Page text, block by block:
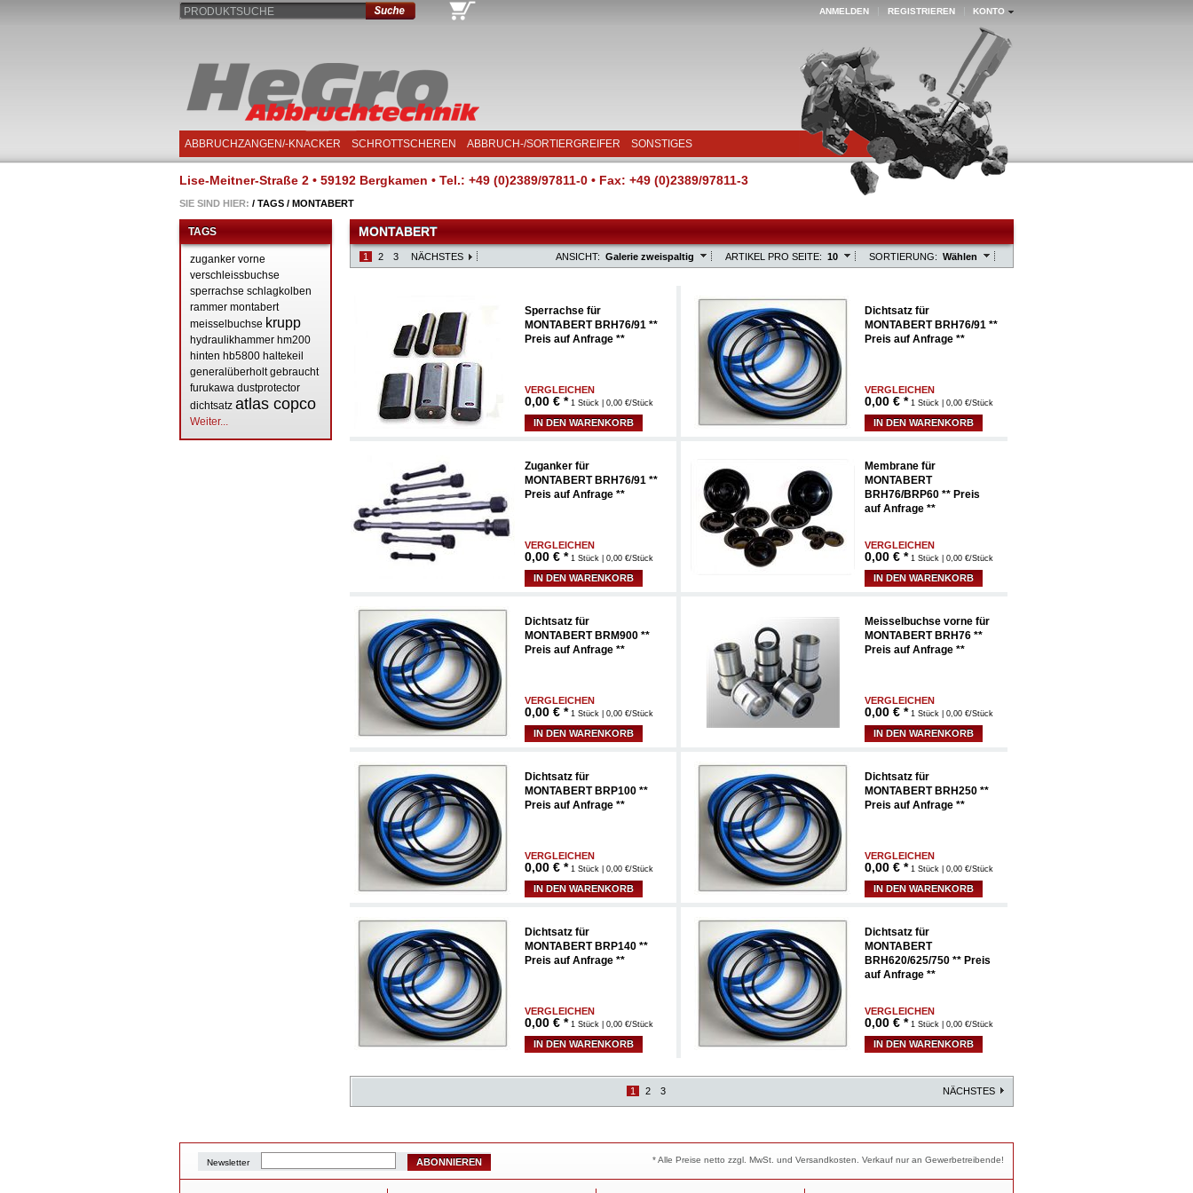
KONTO
ANMELDEN REGISTRIEREN
ABBRUCHZANGEN/-KNACKER SCHROTTSCHEREN ABBRUCH-/SORTIERGREIFER SONSTIGES
PRODUKTSUCHE
Lise-Meitner-Straße 2 • 59192 Bergkamen • Tel.: +49 (0)2389/97811-0 • Fax: +49 (0)2389/97811-3
SIE SIND HIER: / TAGS / MONTABERT
TAGS
zuganker vorne
verschleissbuchse
sperrachse schlagkolben
rammer montabert
meisselbuchse krupp
hydraulikhammer hm200
hinten hb5800 haltekeil
generalüberholt gebraucht
furukawa dustprotector
dichtsatz atlas copco
Weiter...
MONTABERT
1 2 3 NÄCHSTES SORTIERUNG: Wählen
ARTIKEL PRO SEITE: 10
ANSICHT: Galerie zweispaltig
Sperrachse für
MONTABERT BRH76/91 **
Preis auf Anfrage **
VERGLEICHEN
0,00 € * 1 Stück | 0,00 €/Stück
IN DEN WARENKORB
Dichtsatz für
MONTABERT BRH76/91 **
Preis auf Anfrage **
VERGLEICHEN
0,00 € * 1 Stück | 0,00 €/Stück
IN DEN WARENKORB
Zuganker für
MONTABERT BRH76/91 **
Preis auf Anfrage **
VERGLEICHEN
0,00 € * 1 Stück | 0,00 €/Stück
IN DEN WARENKORB
Membrane für
MONTABERT
BRH76/BRP60 ** Preis
auf Anfrage **
VERGLEICHEN
0,00 € * 1 Stück | 0,00 €/Stück
IN DEN WARENKORB
Dichtsatz für
MONTABERT BRM900 **
Preis auf Anfrage **
VERGLEICHEN
0,00 € * 1 Stück | 0,00 €/Stück
IN DEN WARENKORB
Meisselbuchse vorne für
MONTABERT BRH76 **
Preis auf Anfrage **
VERGLEICHEN
0,00 € * 1 Stück | 0,00 €/Stück
IN DEN WARENKORB
Dichtsatz für
MONTABERT BRP100 **
Preis auf Anfrage **
VERGLEICHEN
0,00 € * 1 Stück | 0,00 €/Stück
IN DEN WARENKORB
Dichtsatz für
MONTABERT BRH250 **
Preis auf Anfrage **
VERGLEICHEN
0,00 € * 1 Stück | 0,00 €/Stück
IN DEN WARENKORB
Dichtsatz für
MONTABERT BRP140 **
Preis auf Anfrage **
VERGLEICHEN
0,00 € * 1 Stück | 0,00 €/Stück
IN DEN WARENKORB
Dichtsatz für
MONTABERT
BRH620/625/750 ** Preis
auf Anfrage **
VERGLEICHEN
0,00 € * 1 Stück | 0,00 €/Stück
IN DEN WARENKORB
1 2 3 NÄCHSTES
Newsletter ABONNIEREN * Alle Preise netto zzgl. MwSt. und Versandkosten. Verkauf nur an Gewerbetreibende!